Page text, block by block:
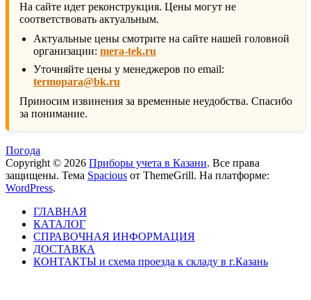
На сайте идет реконструкция. Цены могут не
соответствовать актуальным.
Актуальные цены смотрите на сайте нашей головной
организации: mera-tek.ru
Уточняйте цены у менеджеров по email:
termopara@bk.ru
Приносим извинения за временные неудобства. Спасибо
за понимание.
Погода
Copyright © 2026 Приборы учета в Казани. Все права
защищены. Тема Spacious от ThemeGrill. На платформе:
WordPress.
ГЛАВНАЯ
КАТАЛОГ
СПРАВОЧНАЯ ИНФОРМАЦИЯ
ДОСТАВКА
КОНТАКТЫ и схема проезда к складу в г.Казань